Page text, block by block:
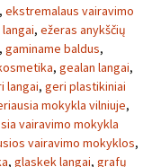
, ekstremalaus vairavimo
, ežeras anykščių
, gaminame baldus,
, gealan langai,
langai, geri plastikiniai
mokykla vilniuje,
vairavimo mokykla
vairavimo mokyklos,
, glaskek langai, grafų